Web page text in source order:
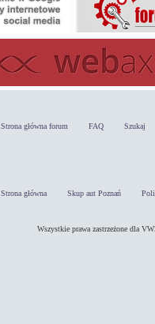
Strona główna forum FAQ Szukaj
Strona główna Skup aut Poznań
Wszystkie prawa zastrzeżone dla